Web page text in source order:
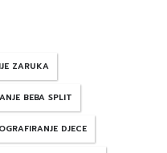
ZARUKA
BEBA SPLIT
DJECE